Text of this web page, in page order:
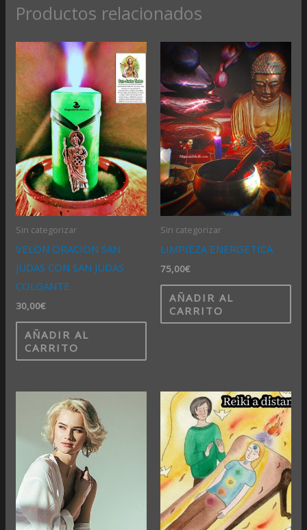
Productos relacionados
Sin categorizar
VELON ORACION SAN
JUDAS CON SAN JUDAS
COLGANTE
30,00€
AÑADIR AL
CARRITO
Sin categorizar
LIMPIEZA ENERGETICA
75,00€
AÑADIR AL
CARRITO